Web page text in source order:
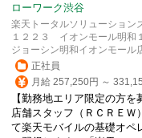
ローワーク渋谷
楽天トータルソリューション
１２２３ イオンモール明和
ジョーシン明和イオンモール
正社員
月給 257,250円 ～
【勤務地エリア限定の方を
店舗スタッフ（ＲＣＲＥＷ
て楽天モバイルの基礎オペ